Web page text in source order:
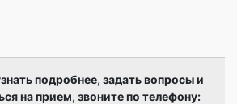
подробнее, задать вопросы и
на прием, звоните по телефону: